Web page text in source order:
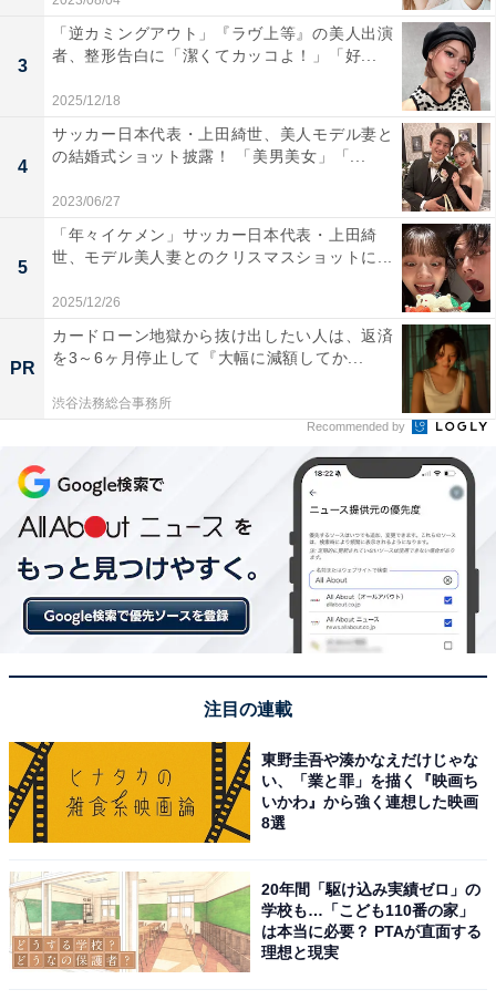
3
「逆カミングアウト」『ラヴ上等』の美人出演
者、整形告白に「潔くてカッコよ！」「好...
2025/12/18
4
サッカー日本代表・上田綺世、美人モデル妻と
の結婚式ショット披露！ 「美男美女」「...
2023/06/27
5
「年々イケメン」サッカー日本代表・上田綺
世、モデル美人妻とのクリスマスショットに...
2025/12/26
PR
カードローン地獄から抜け出したい人は、返済
を3～6ヶ月停止して『大幅に減額してか...
渋谷法務総合事務所
Recommended by
注目の連載
東野圭吾や湊かなえだけじゃな
い、「業と罪」を描く『映画ち
いかわ』から強く連想した映画
8選
20年間「駆け込み実績ゼロ」の
学校も…「こども110番の家」
は本当に必要？ PTAが直面する
理想と現実